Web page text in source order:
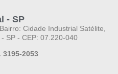
- SP
Cidade Industrial Satélite,
SP - CEP: 07.220-040
3195-2053